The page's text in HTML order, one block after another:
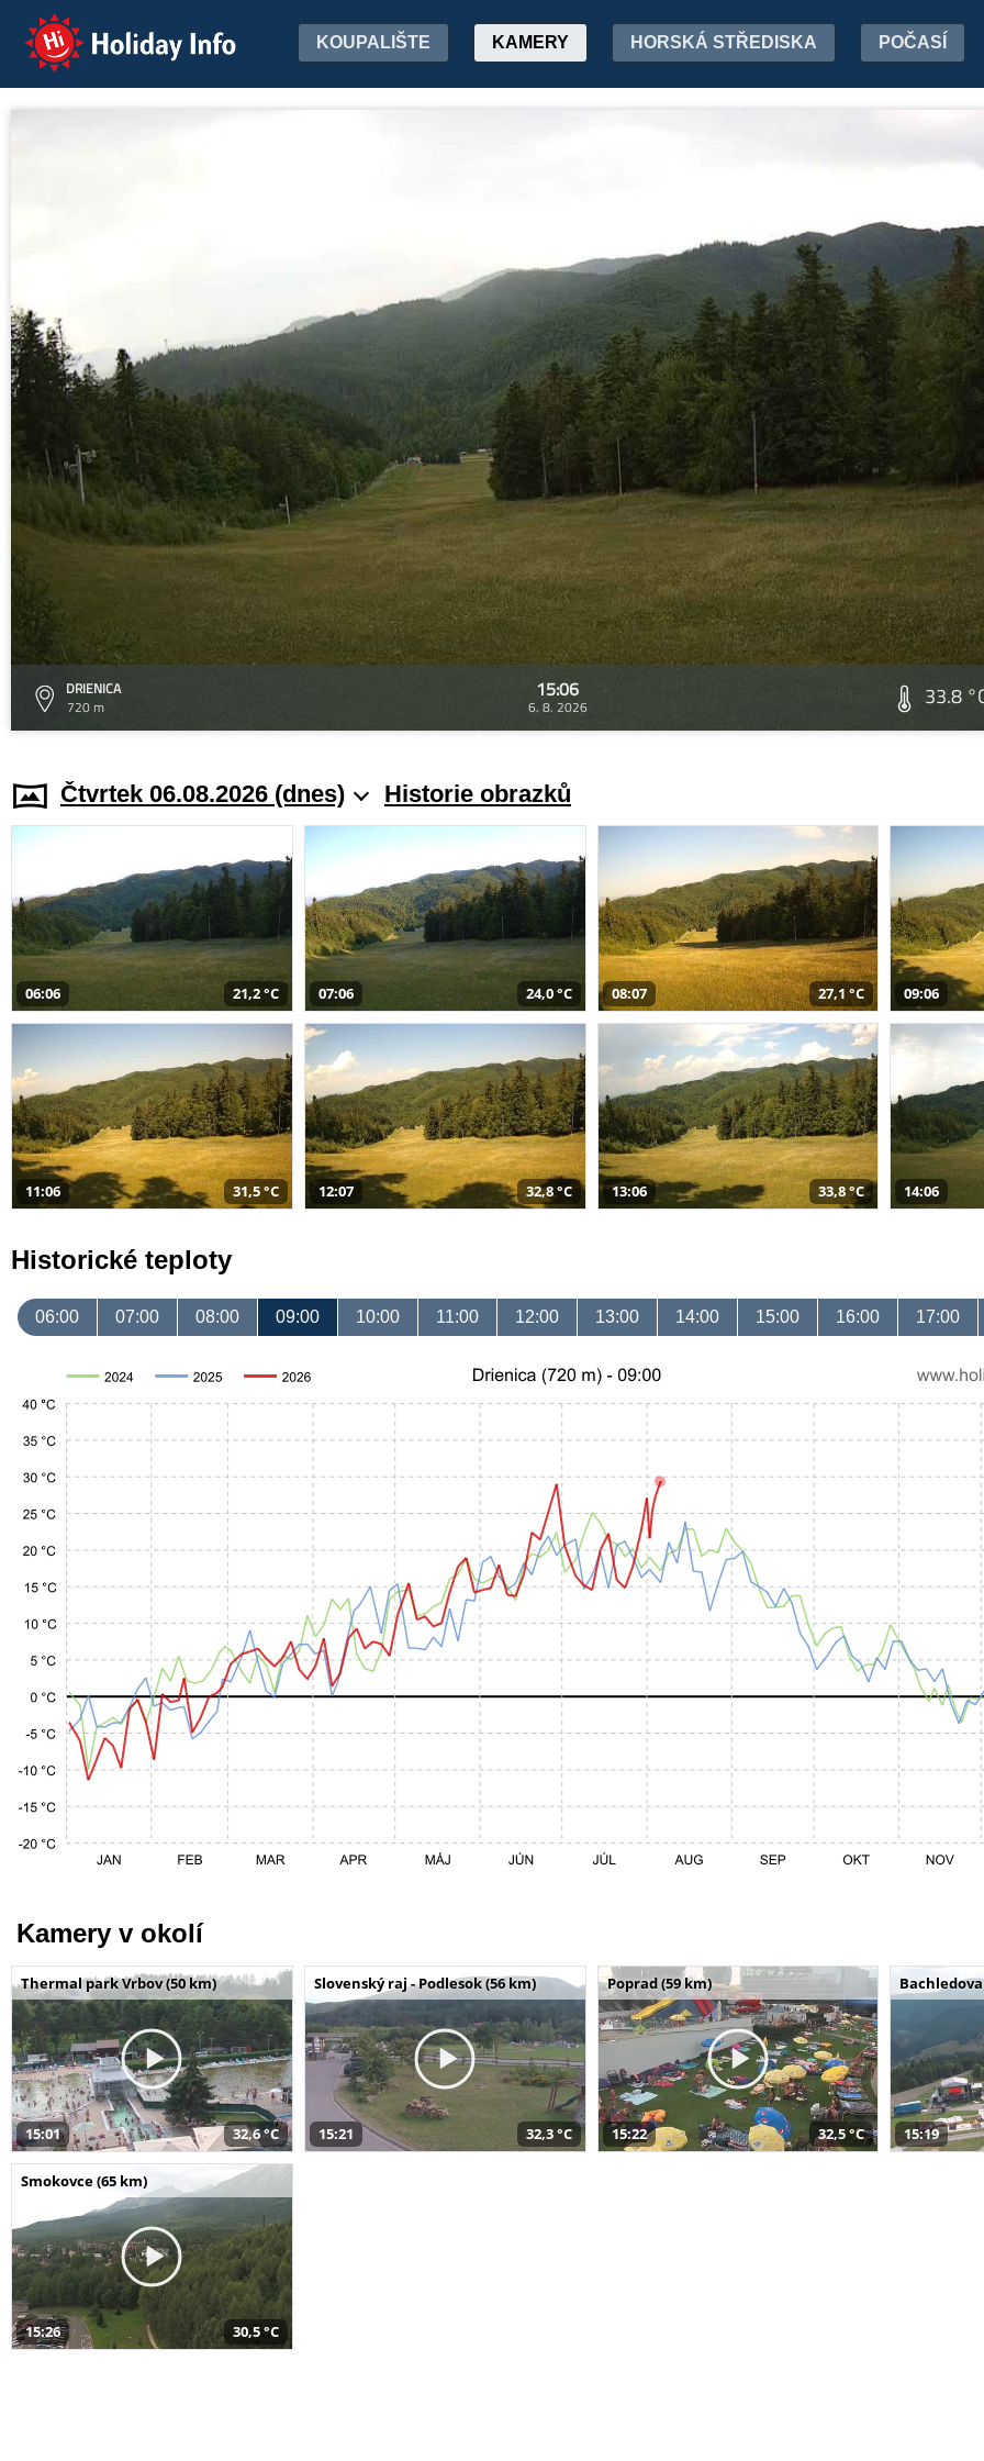
Holiday Info KOUPALIŠTE KAMERY HORSKÁ STŘEDISKA POČASÍ
DRIENICA
720 m
15:06
6. 8. 2026 33.8
Čtvrtek 06.08.2026 (dnes) Historie obrazků
06:06 21,2 °C 07:06 24,0 °C 08:07 27,1 °C 09:06
11:06 31,5 °C 12:07 32,8 °C 13:06 33,8 °C 14:06
Historické teploty
06:00 07:00 08:00 09:00 10:00 11:00 12:00 13:00 14:00 15:00 16:00 17:00
Kamery v okolí
Thermal park Vrbov (50 km)
15:01 32,6 °C
Slovenský raj - Podlesok (56 km)
15:21 32,3 °C
Poprad (59 km)
15:22 32,5 °C 15:19
Smokovce (65 km)
15:26 30,5 °C